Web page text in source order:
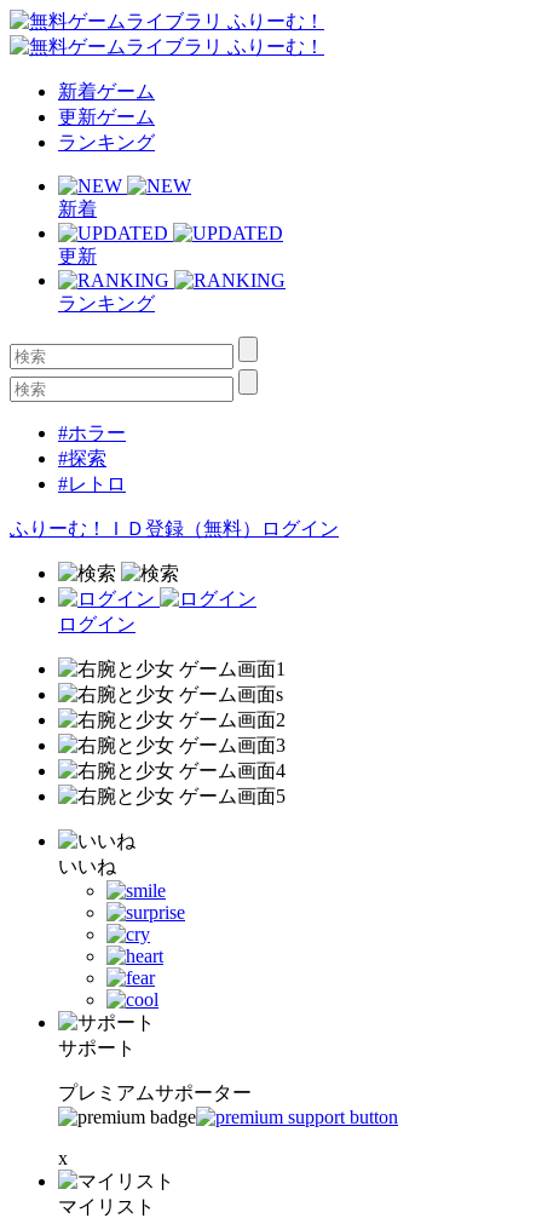
新着ゲーム
更新ゲーム
ランキング
新着
更新
ランキング
#ホラー
#探索
#レトロ
ふりーむ！ＩＤ登録（無料） ログイン
ログイン
いいね
サポート
プレミアムサポーター
x
マイリスト